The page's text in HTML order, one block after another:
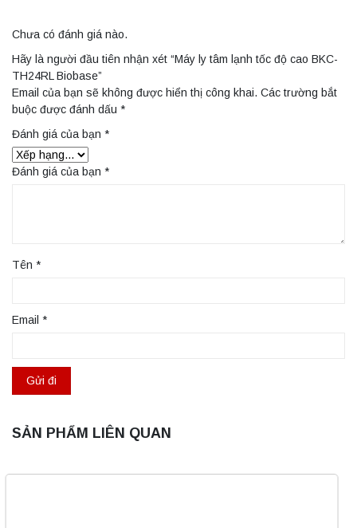
Chưa có đánh giá nào.
Hãy là người đầu tiên nhận xét “Máy ly tâm lạnh tốc độ cao BKC-
TH24RL Biobase”
Email của bạn sẽ không được hiển thị công khai. Các trường bắt
buộc được đánh dấu *
Đánh giá của bạn *
Đánh giá của bạn *
Tên *
Email *
SẢN PHẨM LIÊN QUAN